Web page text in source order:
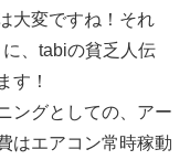
大変ですね！それ
、tabiの貧乏人伝
す！
ングとしての、アー
はエアコン常時稼動